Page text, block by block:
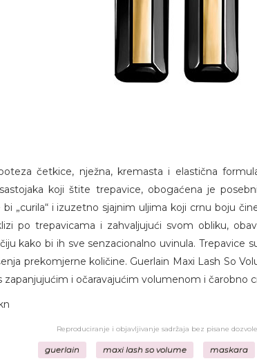
četkice, nježna, kremasta i elastična
koji štite trepavice, obogaćena je
bi „curila“ i izuzetno sjajnim uljima koji crnu boju
po trepavicama i zahvaljujući svom obliku,
kako bi ih sve senzacionalno uvinula. Trepavice
prekomjerne količine. Guerlain Maxi Lash So
zapanjujućim i očaravajućim volumenom i čarobno
Reproduciranje i objavljivanje sadržaja bez pisane
guerlain maxi lash so volume maskara